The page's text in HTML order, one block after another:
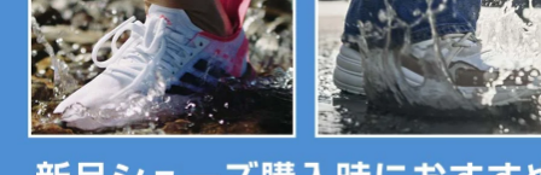
微調整し、通気性に優れたジャカードアッパーを採用しました。また
きを抑えるダブルレースロックを備えています。前モデルとの違い -
良、足元の切り替えの強化、前足部のフィット感の向上に加え、本来
走り心地を実現するためのミッドソール構造の微調整が行われました
ブルレースロックが加わり、より着脱がいっそう楽になりました。
■カラー(メーカー表記):